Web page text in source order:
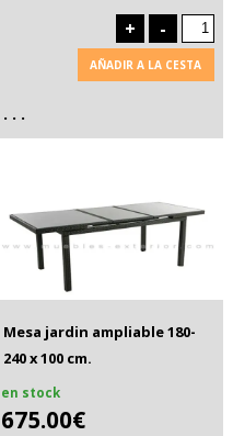
+ -
AÑADIR A LA CESTA
. . .
Mesa jardin ampliable 180-
240 x 100 cm.
en stock
675.00€